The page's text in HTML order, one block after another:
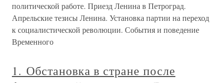
политической работе. Приезд Ленина в Петроград.
Апрельские тезисы Ленина. Установка партии на переход
к социалистической революции. События и поведение
Временного
1. Обстановка в стране после